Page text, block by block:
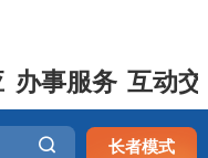
办事服务 互动
长者模式